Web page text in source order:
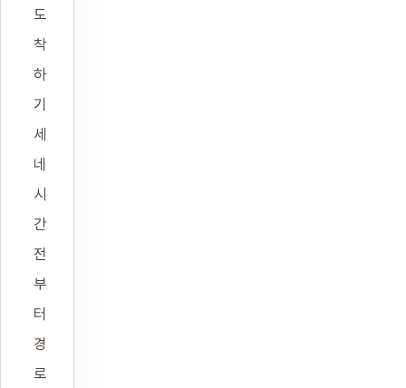
도
착
하
기
세
네
시
간
전
부
터
경
로